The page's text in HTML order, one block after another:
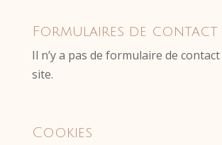
Formulaires de contact
Il n’y a pas de formulaire de
site.
Cookies